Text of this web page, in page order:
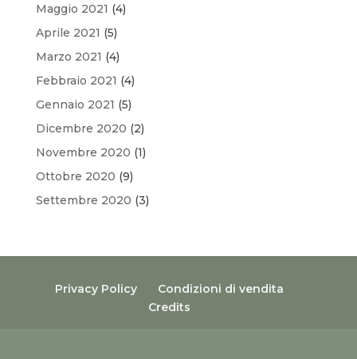
Maggio 2021 (4)
Aprile 2021 (5)
Marzo 2021 (4)
Febbraio 2021 (4)
Gennaio 2021 (5)
Dicembre 2020 (2)
Novembre 2020 (1)
Ottobre 2020 (9)
Settembre 2020 (3)
Privacy Policy
Condizioni di vendita
Credits